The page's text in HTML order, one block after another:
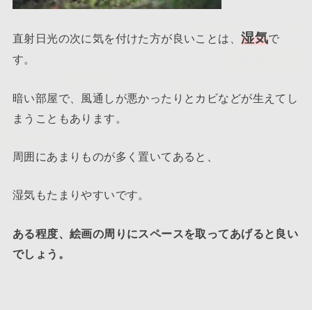
直射日光の次に気を付けた方が良いことは、湿気で
す。
暗い部屋で、風通しが悪かったりとカビなどが生えてし
まうこともあります。
周囲にあまりものが多く置いてあると、
湿気もたまりやすいです。
ある程度、絵画の周りにスペースを取ってあげると良い
でしょう。